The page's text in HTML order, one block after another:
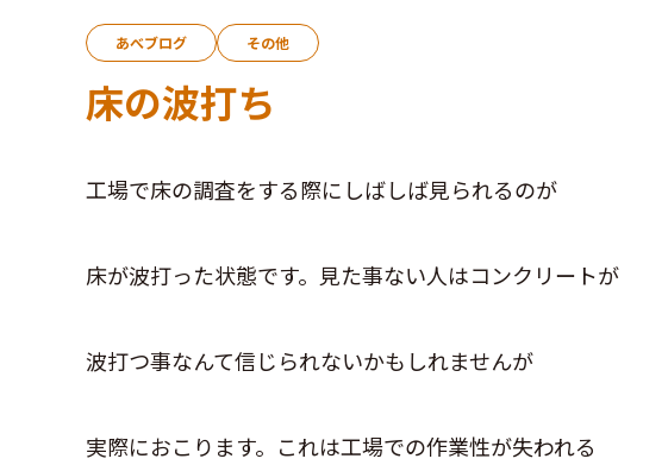
あべブログ その他
床の波打ち
工場で床の調査をする際にしばしば見られるのが
床が波打った状態です。見た事ない人はコンクリートが
波打つ事なんて信じられないかもしれませんが
実際におこります。これは工場での作業性が失われる